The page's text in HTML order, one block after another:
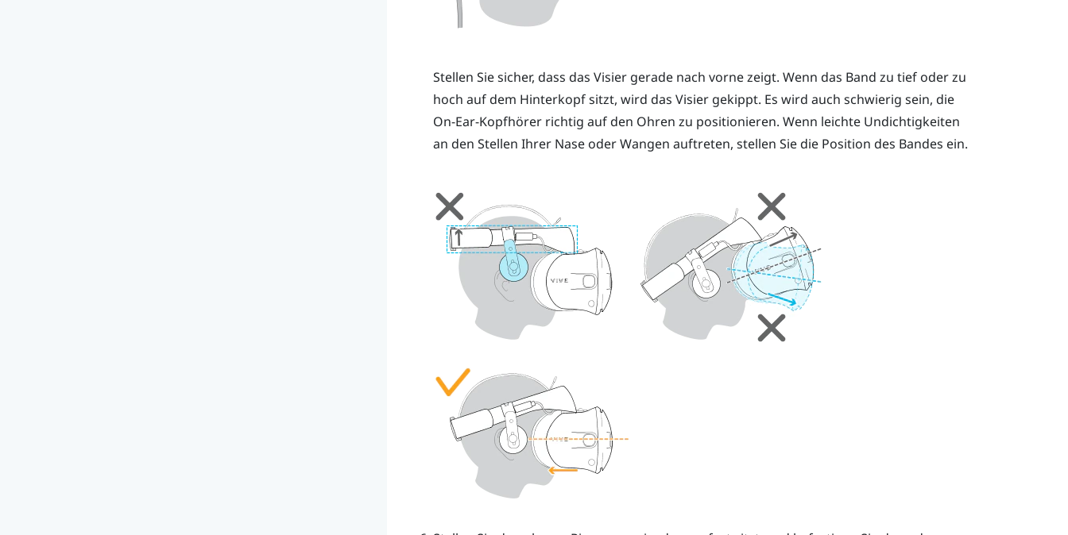
Stellen Sie sicher, dass das Visier gerade nach vorne zeigt. Wenn das Band zu tief oder zu
hoch auf dem Hinterkopf sitzt, wird das Visier gekippt. Es wird auch schwierig sein, die
On-Ear-Kopfhörer richtig auf den Ohren zu positionieren. Wenn leichte Undichtigkeiten
an den Stellen Ihrer Nase oder Wangen auftreten, stellen Sie die Position des Bandes ein.